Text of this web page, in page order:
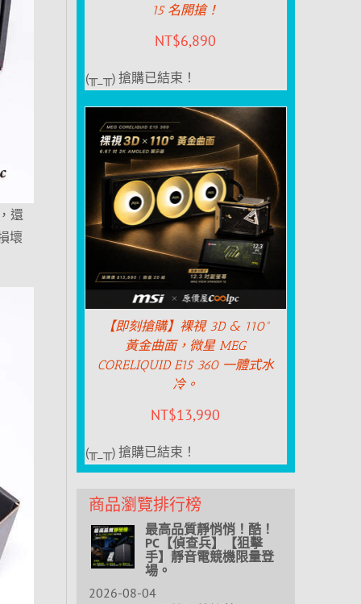
還
壞
15 名開搶！
NT$6,890
(╥_╥) 搶購已結束！
【即刻搶購】裸視 3D & 110°
黃金曲面，微星 MEG
CORELIQUID E15 360 一體式水
冷。
NT$13,990
(╥_╥) 搶購已結束！
商品瀏覽排行榜
最高品質靜悄悄！酷！
PC【偵查兵】【狙擊
手】靜音電競機限量登
場。
2026-08-04